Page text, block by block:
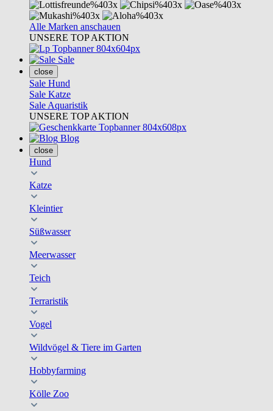
Alle Marken anschauen
UNSERE TOP AKTION
Sale
close
Sale Hund
Sale Katze
Sale Aquaristik
UNSERE TOP AKTION
Blog
close
Hund
Katze
Kleintier
Süßwasser
Meerwasser
Teich
Terraristik
Vogel
Wildvögel & Tiere im Garten
Hobbyfarming
Kölle Zoo